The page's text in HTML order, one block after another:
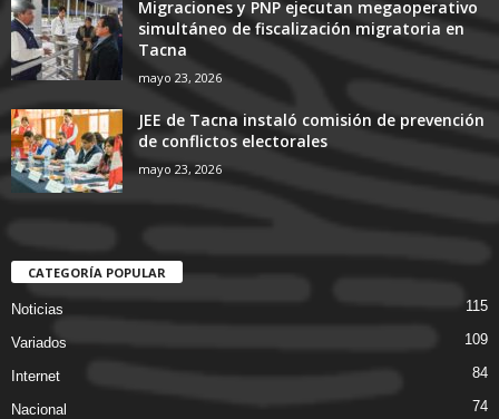
Migraciones y PNP ejecutan megaoperativo
simultáneo de fiscalización migratoria en
Tacna
mayo 23, 2026
JEE de Tacna instaló comisión de prevención
de conflictos electorales
mayo 23, 2026
CATEGORÍA POPULAR
Noticias 115
Variados 109
Internet 84
Nacional 74